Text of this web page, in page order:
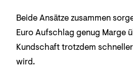
Beide Ansätze zusammen
Euro Aufschlag genug Marge
Kundschaft trotzdem
wird.